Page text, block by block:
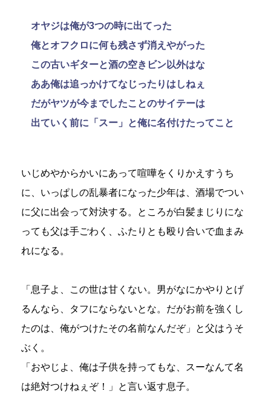
オヤジは俺が3つの時に出てった
俺とオフクロに何も残さず消えやがった
この古いギターと酒の空きビン以外はな
ああ俺は追っかけてなじったりはしねぇ
だがヤツが今までしたことのサイテーは
出ていく前に「スー」と俺に名付けたってこと
いじめやからかいにあって喧嘩をくりかえすうち
に、いっぱしの乱暴者になった少年は、酒場でつい
に父に出会って対決する。ところが白髪まじりにな
っても父は手ごわく、ふたりとも殴り合いで血まみ
れになる。
「息子よ、この世は甘くない。男がなにかやりとげ
るんなら、タフにならないとな。だがお前を強くし
たのは、俺がつけたその名前なんだぞ」と父はうそ
ぶく。
「おやじよ、俺は子供を持ってもな、スーなんて名
は絶対つけねぇぞ！」と言い返す息子。